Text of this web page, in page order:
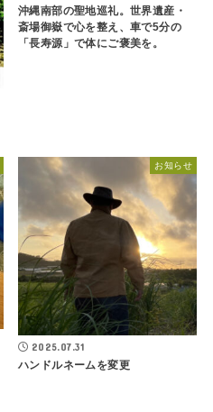
沖縄南部の聖地巡礼。世界遺産・
斎場御嶽で心を整え、車で5分の
「長寿源」で体にご褒美を。
お知らせ
2025.07.31
ハンドルネームを変更